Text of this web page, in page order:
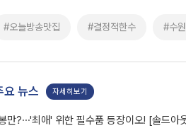
#오늘방송맛집 #결정적한수 #수
요 뉴스 자세히보기
만?⋯'최애' 위한 필수품 등장이오! [솔드아